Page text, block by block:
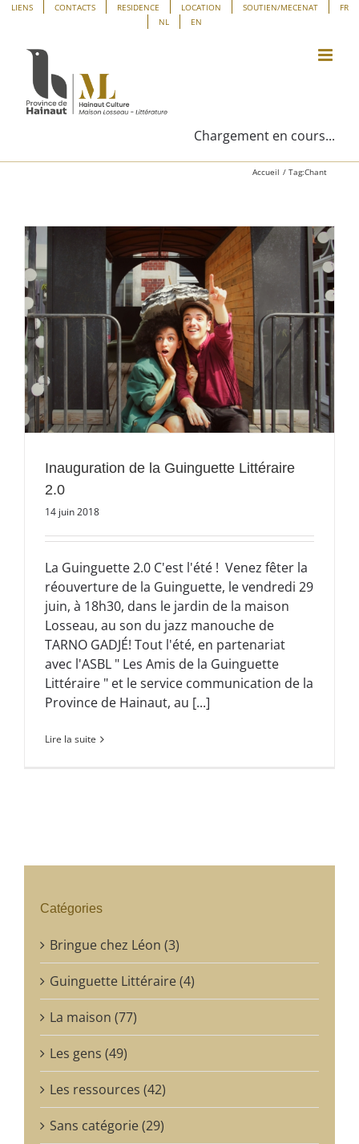
Panneau de gestion des cookies
Passer
contenu
LIENS CONTACTS RESIDENCE LOCATION SOUTIEN/MECENAT
FR
NL
EN
Chargement en cours...
Accueil Tag:Chant
Inauguration de la Guinguette Littéraire
2.0
14 juin 2018
La Guinguette 2.0 C'est l'été ! Venez fêter la
réouverture de la Guinguette, le vendredi 29
juin, à 18h30, dans le jardin de la maison
Losseau, au son du jazz manouche de
TARNO GADJÉ! Tout l'été, en partenariat
avec l'ASBL " Les Amis de la Guinguette
Littéraire " et le service communication de la
Province de Hainaut, au [...]
Lire la suite
Catégories
Bringue chez Léon (3)
Guinguette Littéraire (4)
La maison (77)
Les gens (49)
Les ressources (42)
Sans catégorie (29)